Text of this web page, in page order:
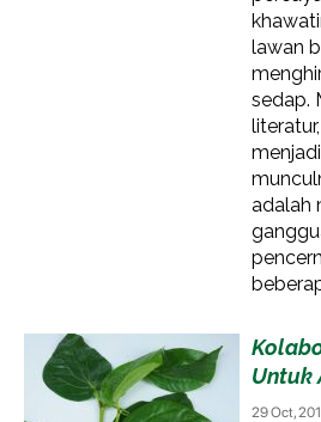
lawan
sedap.
adalah
Untuk
29 Oct,